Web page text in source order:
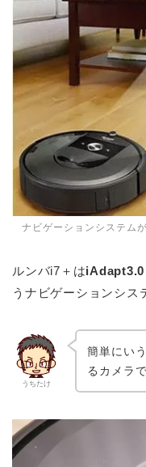
ナビゲーションシステム
ルンバi7＋はiAdapt3.0
うナビゲーションシス
うちたけ
簡単にい
るカメラ